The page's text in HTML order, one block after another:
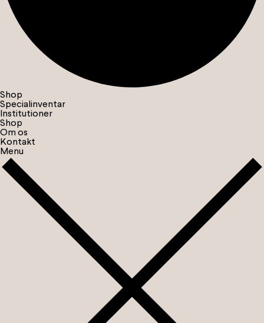
Shop
Specialinventar
Institutioner
Shop
Om os
Kontakt
Menu